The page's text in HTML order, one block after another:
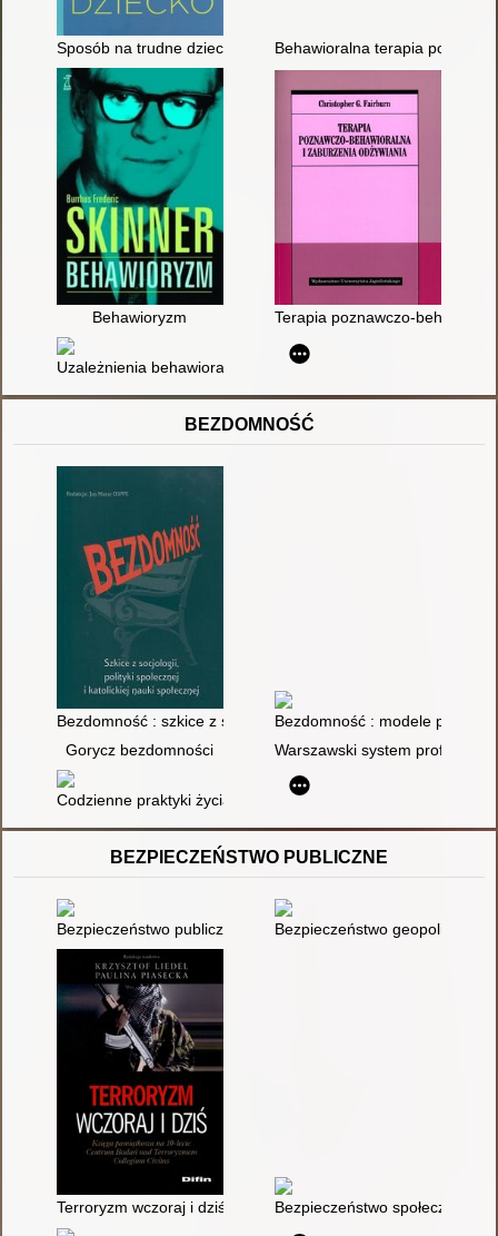
Sposób na trudne dziecko : przyjazna terapia behawioralna :
Behawioralna terapia
Behawioryzm Terapia poznawczo-
Uzależnienia behawioralne
BEZDOMNOŚĆ
Bezdomność : szkice z socjologii, polityki społecznej i
Bezdomność : modele pracy
Gorycz bezdomności
Warszawski system
Codzienne praktyki życia rodzinnego : zadomowienie,
BEZPIECZEŃSTWO PUBLICZNE
Bezpieczeństwo publiczne : zarządzanie informacją w
Bezpieczeństwo geopolityczne
Terroryzm wczoraj i dziś : księga pamiątkowa na 10-lecie
Bezpieczeństwo społeczeństwa